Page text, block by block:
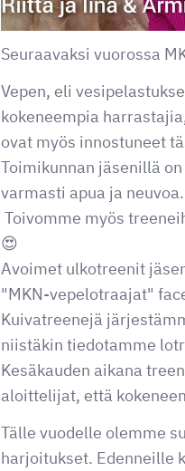
Seuraavaksi vuorossa
Vepen, eli
kokeneempia
ovat myös innostuneet
Toimikunnan jäsenillä
varmasti apua ja
Toivomme myös
😍
Avoimet ulkotreenit
"MKN-vepelotraajat"
Kuivatreenejä
niistäkin tiedotamme
Kesäkauden aikana
aloittelijat, että
Tälle vuodelle olemme
harjoitukset. Edenneille